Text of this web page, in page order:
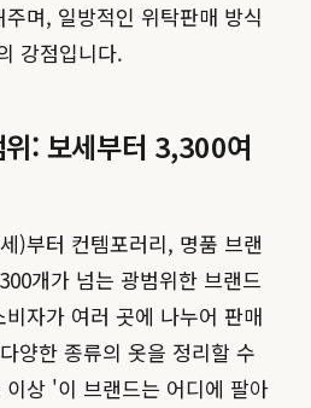
며, 일방적인 위탁판매 방식
강점입니다.
: 보세부터 3,300여
)부터 컨템포러리, 명품 브랜
개가 넘는 광범위한 브랜드
자가 여러 곳에 나누어 판매
양한 종류의 옷을 정리할 수
상 '이 브랜드는 어디에 팔아